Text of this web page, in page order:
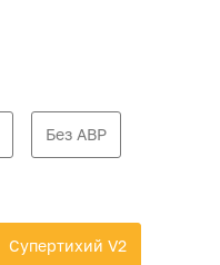
Без АВР
Супертихий V2